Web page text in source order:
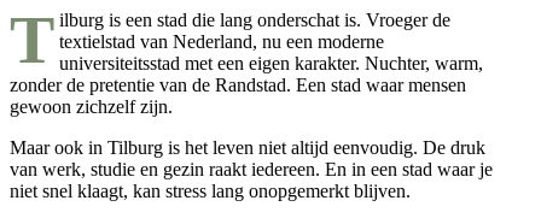
T ilburg is een stad die lang onderschat is. Vroeger de
textielstad van Nederland, nu een moderne
universiteitsstad met een eigen karakter. Nuchter, warm,
zonder de pretentie van de Randstad. Een stad waar mensen
gewoon zichzelf zijn.
Maar ook in Tilburg is het leven niet altijd eenvoudig. De druk
van werk, studie en gezin raakt iedereen. En in een stad waar je
niet snel klaagt, kan stress lang onopgemerkt blijven.